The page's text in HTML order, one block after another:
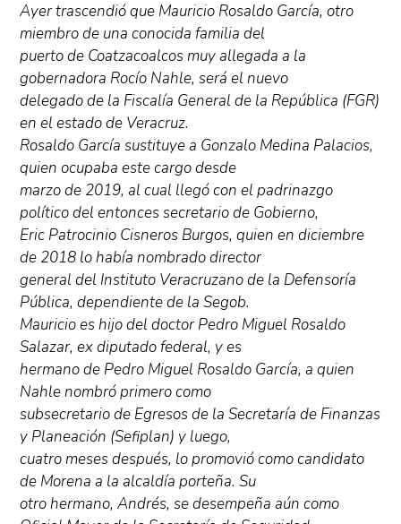
Ayer trascendió que Mauricio Rosaldo García, otro
miembro de una conocida familia del
puerto de Coatzacoalcos muy allegada a la
gobernadora Rocío Nahle, será el nuevo
delegado de la Fiscalía General de la República (FGR)
en el estado de Veracruz.
Rosaldo García sustituye a Gonzalo Medina Palacios,
quien ocupaba este cargo desde
marzo de 2019, al cual llegó con el padrinazgo
político del entonces secretario de Gobierno,
Eric Patrocinio Cisneros Burgos, quien en diciembre
de 2018 lo había nombrado director
general del Instituto Veracruzano de la Defensoría
Pública, dependiente de la Segob.
Mauricio es hijo del doctor Pedro Miguel Rosaldo
Salazar, ex diputado federal, y es
hermano de Pedro Miguel Rosaldo García, a quien
Nahle nombró primero como
subsecretario de Egresos de la Secretaría de Finanzas
y Planeación (Sefiplan) y luego,
cuatro meses después, lo promovió como candidato
de Morena a la alcaldía porteña. Su
otro hermano, Andrés, se desempeña aún como